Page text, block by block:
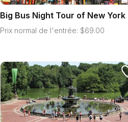
Big Bus Night Tour of New York
Prix normal de l'entrée: $69.00